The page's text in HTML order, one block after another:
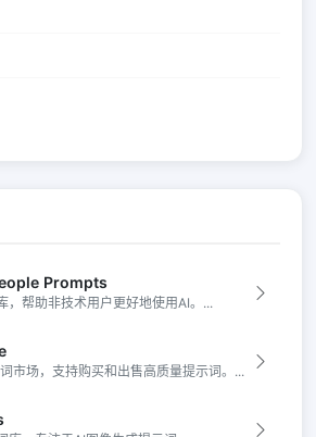
Prompts
，帮助非技术用户更好地使用AI。...
市场，支持购买和出售高质量提示词。...